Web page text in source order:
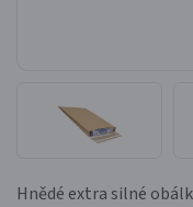
Hnědé extra silné